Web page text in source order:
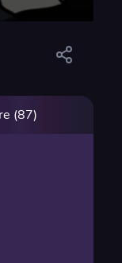
(87)